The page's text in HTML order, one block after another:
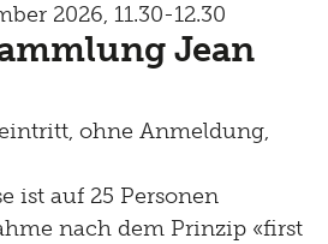
2026, 11.30-12.30
Jean
ohne Anmeldung,
ist auf 25 Personen
nach dem Prinzip «first